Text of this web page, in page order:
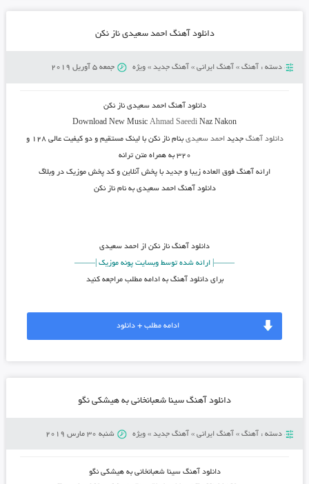
دانلود آهنگ احمد سعیدی ناز نکن
دسته : آهنگ» آهنگ ایرانی» آهنگ جدید» ویژه جمعه 5 آوریل 2019
دانلود آهنگاحمد سعیدی ناز نکن
Download New MusicAhmad Saeedi Naz Nakon
دانلود آهنگ جدیداحمد سعیدی بنامناز نکن
با لینک مستقیم و دو کیفیت عالی ۱۲۸ و
۳۲۰ به همراه متن ترانه
ارائه آهنگ فوق العاده زیبا و جدید با پخش آنلاین و کد پخش موزیک در وبلاگ
دانلود آهنگ احمد سعیدی به نام ناز نکن
دانلود آهنگناز نکن از احمد سعیدی
——–| ارائه شده توسط وبسایت پونه موزیک |—–—
برای دانلود آهنگ به ادامه مطلب مراجعه کنید
ادامه مطلب + دانلود
دانلود آهنگ سینا شعبانخانی به هیشکی نگو
دسته : آهنگ» آهنگ ایرانی» آهنگ جدید» ویژه شنبه 30 مارس 2019
دانلود آهنگسینا شعبانخانی به هیشکی نگو